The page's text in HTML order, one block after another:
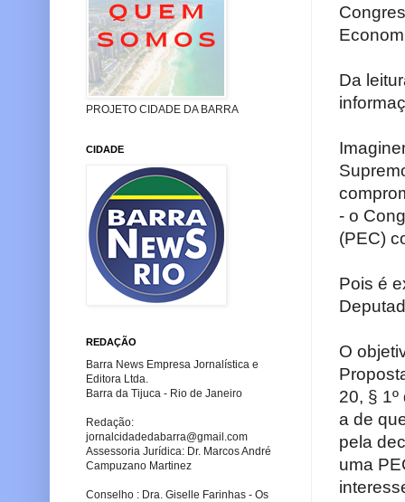
Da
- o
(PEC)
Pois é
O
20, §
a de
pela
uma
PROJETO CIDADE DA BARRA
CIDADE
REDAÇÃO
Barra News Empresa Jornalística e
Editora Ltda.
Barra da Tijuca - Rio de Janeiro
Redação:
jornalcidadedabarra@gmail.com
Assessoria Jurídica: Dr. Marcos André
Campuzano Martinez
Conselho : Dra. Giselle Farinhas - Os